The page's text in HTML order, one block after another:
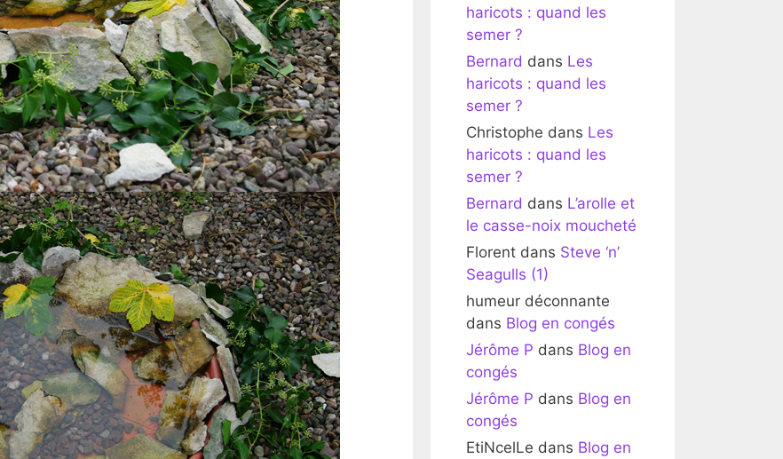
haricots : quand les
semer ?
Bernard dans Les
haricots : quand les
semer ?
Christophe dans Les
haricots : quand les
semer ?
Bernard dans L’arolle et
le casse-noix moucheté
Florent dans Steve ‘n’
Seagulls (1)
humeur déconnante
dans Blog en congés
Jérôme P dans Blog en
congés
Jérôme P dans Blog en
congés
EtiNcelLe dans Blog en